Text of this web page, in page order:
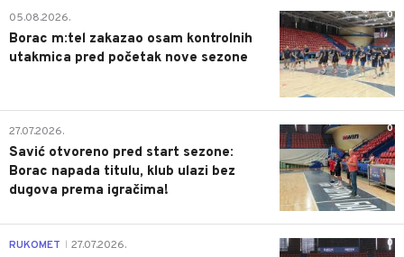
0
05.08.2026.
Borac m:tel zakazao osam kontrolnih
utakmica pred početak nove sezone
0
27.07.2026.
Savić otvoreno pred start sezone:
Borac napada titulu, klub ulazi bez
dugova prema igračima!
0
RUKOMET 27.07.2026.